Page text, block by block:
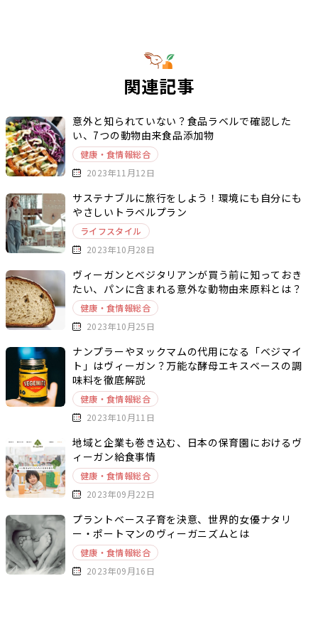
関連記事
意外と知られていない？食品ラベルで確認した
い、7つの動物由来食品添加物
健康・食情報総合
2023年11月12日
サステナブルに旅行をしよう！環境にも自分にも
やさしいトラベルプラン
ライフスタイル
2023年10月28日
ヴィーガンとベジタリアンが買う前に知っておき
たい、パンに含まれる意外な動物由来原料とは？
健康・食情報総合
2023年10月25日
ナンプラーやヌックマムの代用になる「ベジマイ
ト」はヴィーガン？万能な酵母エキスベースの調
味料を徹底解説
健康・食情報総合
2023年10月11日
地域と企業も巻き込む、日本の保育園におけるヴ
ィーガン給食事情
健康・食情報総合
2023年09月22日
プラントベース子育を決意、世界的女優ナタリ
ー・ポートマンのヴィーガニズムとは
健康・食情報総合
2023年09月16日